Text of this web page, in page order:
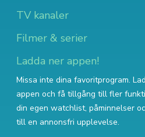
TV kanaler
Filmer & serier
Ladda ner appen!
Missa inte dina favoritprogram.
appen och få tillgång till fler
din egen watchlist, påminnelser
till en annonsfri upplevelse.